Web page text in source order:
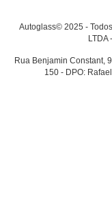
Autoglass© 2025 -
LTDA
Rua Benjamin Constant,
150 - DPO: